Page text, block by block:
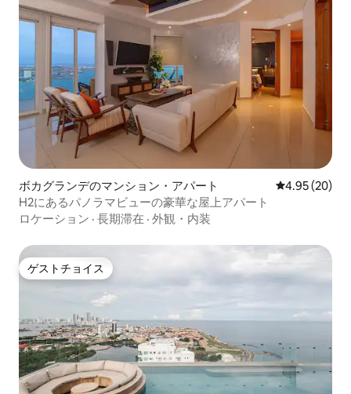
ボカグランデのマンション・アパート レビュー20
4.95 (20)
H2にあるパノラマビューの豪華な屋上アパート
ロケーション · 長期滞在 · 外観・内装
ゲストチョイス
ゲストチョイス